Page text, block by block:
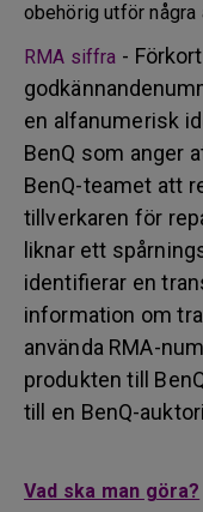
obehörig utför några
RMA siffra -
en alfanumerisk
BenQ som anger
BenQ-teamet att
tillverkaren för
liknar ett
identifierar en
information om
använda RMA-
produkten till
till en BenQ-
Vad ska man göra?